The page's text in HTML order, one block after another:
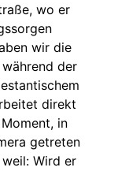
wo er
wir die
während der
direkt
in
getreten
Wird er